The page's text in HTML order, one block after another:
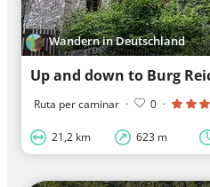
Wandern in Deutschland
Up and down to Burg
Ruta per caminar · 0 ·
21,2 km 623 m